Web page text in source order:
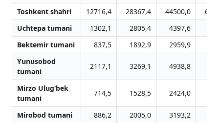
Toshkent shahri 12716,4 28367,4 44500,0
Uchtepa tumani
1302,1 2805,4 4397,6
Bektemir tumani
837,5 1892,9 2959,9
Yunusobod
tumani
2117,1 3269,1 4938,8
Mirzo Ulug‘bek
tumani
714,5 1528,5 2424,0
Mirobod tumani 886,2 2005,0 3193,2